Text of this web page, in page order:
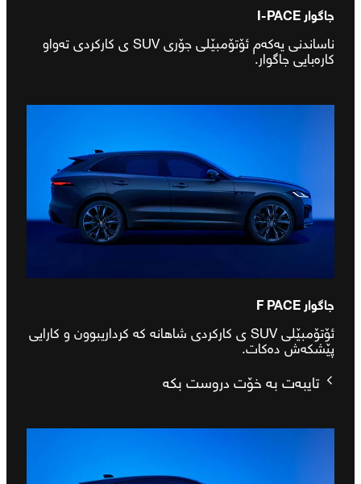
جاگوار I‑PACE
ناساندنی یەکەم ئۆتۆمبێلی جۆری SUV ی کارکردی تەواو
کارەبایی جاگوار.
جاگوار F PACE
ئۆتۆمبێلی SUV ی کارکردی شاهانە کە کرداریبوون و کارایی
پێشکەش دەکات.
تایبەت بە خۆت دروست بکە